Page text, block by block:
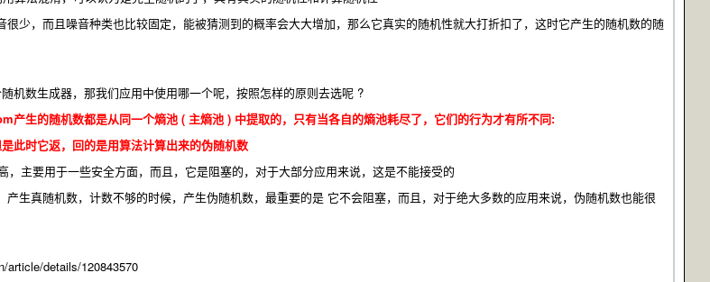
少，而且噪音种类也比较固定，能被猜测到的概率会大大增加，那么它真实的随机性就大打折扣了，这时它产生的随机数的随
机数生成器，那我们应用中使用哪一个呢，按照怎样的原则去选呢 ?
生的随机数都是从同一个熵池 ( 主熵池 ) 中提取的，只有当各自的熵池耗尽了，它们的行为才有所不同:
此时它返， 回的是用算法计算出来的伪随机数
，主要用于一些安全方面，而且，它是阻塞的，对于大部分应用来说，这是不能接受的
生真随机数，计数不够的时候，产生伪随机数，最重要的是 它不会阻塞，而且，对于绝大多数的应用来说，伪随机数也能很
article/details/120843570